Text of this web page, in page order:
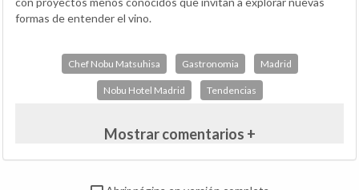
formas de entender el vino.
Chef Nobu Matsuhisa Gastronomia Madrid
Nobu Hotel Madrid Tendencias
Mostrar comentarios +